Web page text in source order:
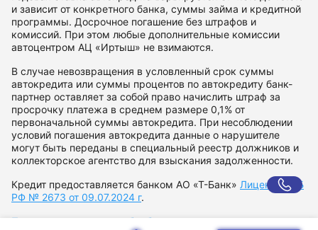
и зависит от конкретного банка, суммы займа и кредитной
программы. Досрочное погашение без штрафов и
комиссий. При этом любые дополнительные комиссии
автоцентром АЦ «Иртыш» не взимаются.
В случае невозвращения в условленный срок суммы
автокредита или суммы процентов по автокредиту банк-
партнер оставляет за собой право начислить штраф за
просрочку платежа в среднем размере 0,1% от
первоначальной суммы автокредита. При несоблюдении
условий погашения автокредита данные о нарушителе
могут быть переданы в специальный реестр должников и
коллекторское агентство для взыскания задолженности.
Кредит предоставляется банком АО «Т-Банк» Лицензия ЦБ
РФ № 2673 от 09.07.2024 г.
Политика в отношении обработки персональных данных